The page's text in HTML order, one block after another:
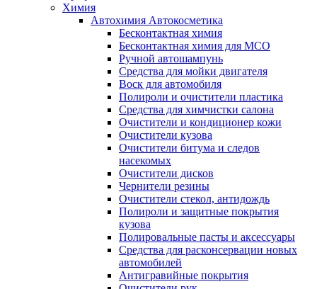
Химия
Автохимия Автокосметика
Бесконтактная химия
Бесконтактная химия для МСО
Ручной автошампунь
Средства для мойки двигателя
Воск для автомобиля
Полироли и очистители пластика
Средства для химчистки салона
Очистители и кондиционер кожи
Очистители кузова
Очистители битума и следов
насекомых
Очистители дисков
Чернители резины
Очистители стекол, антидождь
Полироли и защитные покрытия
кузова
Полировальные пасты и аксессуары
Средства для расконсервации новых
автомобилей
Антигравийные покрытия